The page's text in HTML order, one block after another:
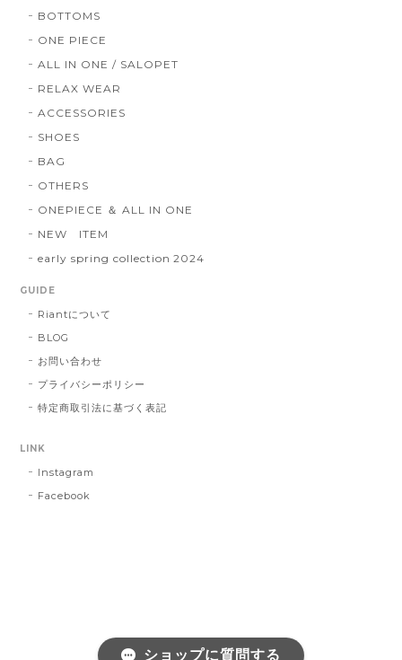
BOTTOMS
ONE PIECE
ALL IN ONE / SALOPET
RELAX WEAR
ACCESSORIES
SHOES
BAG
OTHERS
ONEPIECE ＆ ALL IN ONE
NEW ITEM
early spring collection 2024
GUIDE
Riantについて
BLOG
お問い合わせ
プライバシーポリシー
特定商取引法に基づく表記
LINK
Instagram
Facebook
ショップに質問する